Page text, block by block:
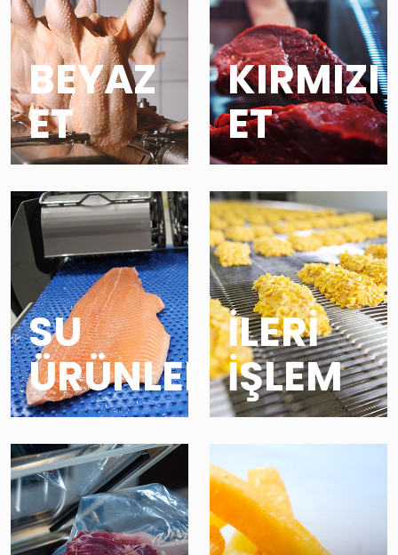
BEYAZ
ET
KIRMIZI
ET
SU
ÜRÜNLERİ
İLERİ
İŞLEM